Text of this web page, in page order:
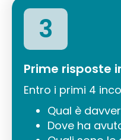
3
Prime risposte
Entro i primi 4
Qual è
Dove ha